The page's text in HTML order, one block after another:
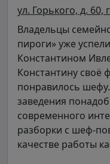
ул. Горького, д. 60,
Владельцы
пироги» уже
Константином
Константину своё
понравилось
заведения
современного
разборки с шеф-
качестве работы